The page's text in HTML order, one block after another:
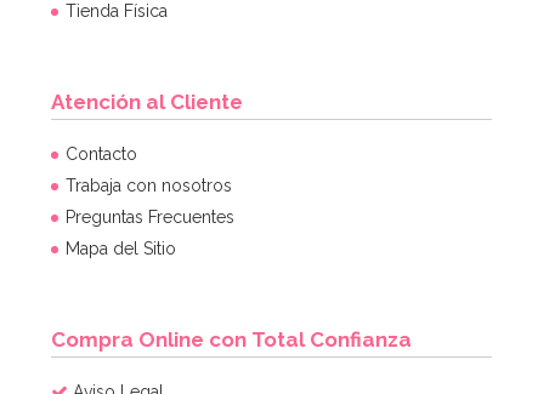
Tienda Física
Atención al Cliente
Contacto
Trabaja con nosotros
Preguntas Frecuentes
Mapa del Sitio
Compra Online con Total Confianza